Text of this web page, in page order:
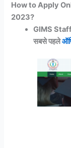
How to Apply
2023?
GIMS
सबसे पहले